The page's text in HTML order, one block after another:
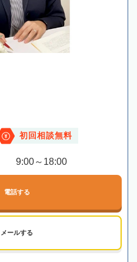
初回相談無料
9:00～18:00
電話する
メールする